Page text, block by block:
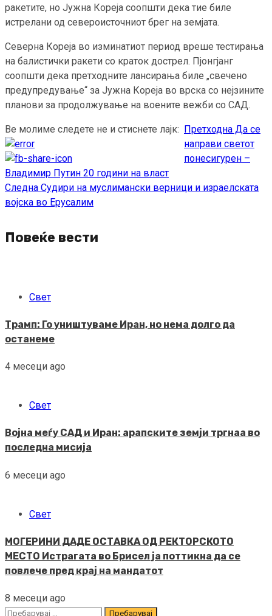
ракетите, но Јужна Кореја соопшти дека тие биле
истрелани од североисточниот брег на земјата.
Северна Кореја во изминатиот период вреше тестирања
на балистички ракети со краток дострел. Пјонгјанг
соопшти дека претходните лансирања биле „свечено
предупредување“ за Јужна Кореја во врска со нејзините
планови за продолжување на воените вежби со САД.
Ве молиме следете не и стиснете лајк:
Continue
Reading
Претходна Да се
направи светот
понесигурен –
Владимир Путин 20 години на власт
Следна Судири на муслимански верници и израелската
војска во Ерусалим
Повеќе вести
Свет
Трамп: Го уништуваме Иран, но нема долго да
останеме
4 месеци ago
Свет
Војна меѓу САД и Иран: арапските земји тргнаа во
последна мисија
6 месеци ago
Свет
МОГЕРИНИ ДАДЕ ОСТАВКА ОД РЕКТОРСКОТО
МЕСТО Истрагата во Брисел ја поттикна да се
повлече пред крај на мандатот
8 месеци ago
Пребарувај